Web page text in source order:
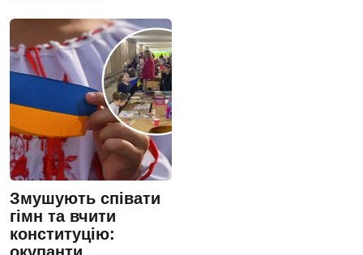
Змушують співати
гімн та вчити
конституцію: